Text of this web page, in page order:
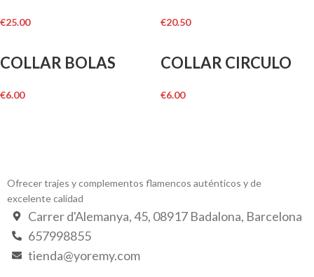
€25.00 €20.50
COLLAR BOLAS
€6.00
COLLAR CIRCULO
€6.00
Ofrecer trajes y complementos flamencos auténticos y de
excelente calidad
Carrer d'Alemanya, 45, 08917 Badalona, Barcelona
657998855
tienda@yoremy.com